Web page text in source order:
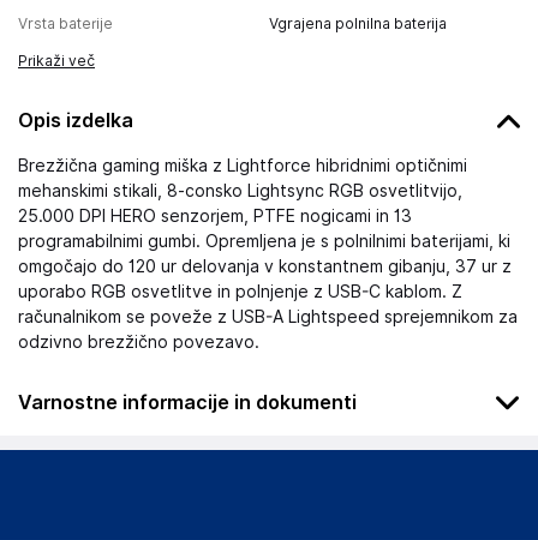
Vrsta baterije
Vgrajena polnilna baterija
Prikaži več
Opis izdelka
Brezžična gaming miška z Lightforce hibridnimi optičnimi
mehanskimi stikali, 8-consko Lightsync RGB osvetlitvijo,
25.000 DPI HERO senzorjem, PTFE nogicami in 13
programabilnimi gumbi. Opremljena je s polnilnimi baterijami, ki
omgočajo do 120 ur delovanja v konstantnem gibanju, 37 ur z
uporabo RGB osvetlitve in polnjenje z USB-C kablom. Z
računalnikom se poveže z USB-A Lightspeed sprejemnikom za
odzivno brezžično povezavo.
Varnostne informacije in dokumenti
Podatki o proizvajalcu